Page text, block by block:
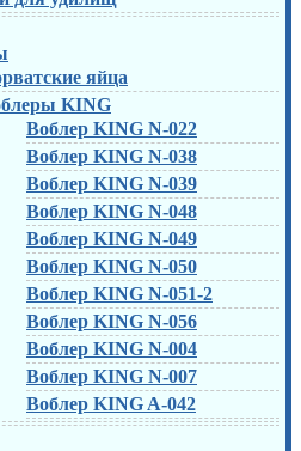
яйца
KING
Воблер KING N-022
Воблер KING N-038
Воблер KING N-039
Воблер KING N-048
Воблер KING N-049
Воблер KING N-050
Воблер KING N-051-2
Воблер KING N-056
Воблер KING N-004
Воблер KING N-007
Воблер KING A-042